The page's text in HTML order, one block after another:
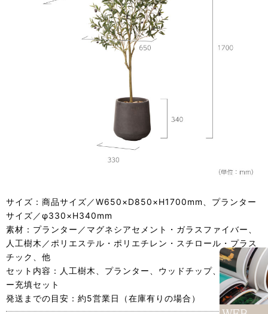
サイズ：商品サイズ／W650×D850×H1700mm、プランター
サイズ／φ330×H340mm
素材：プランター／マグネシアセメント・ガラスファイバー、
人工樹木／ポリエステル・ポリエチレン・スチロール・プラス
チック、他
セット内容：人工樹木、プランター、ウッドチップ、プランタ
ー充填セット
発送までの目安：約5営業日（在庫有りの場合）